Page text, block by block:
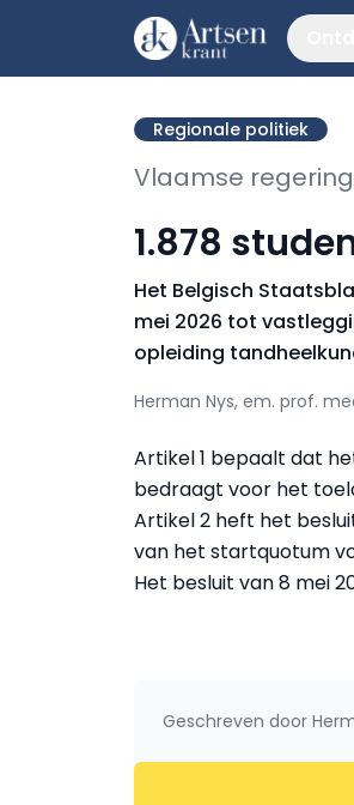
Regionale politiek
Vlaamse regering
1.878
Het Belgisch
mei 2026 tot
opleiding
Herman Nys, em. prof.
Artikel 1 bepaalt dat
bedraagt voor het
Artikel 2 heft het
van het startquotum
Het besluit van 8 mei
Geschreven door